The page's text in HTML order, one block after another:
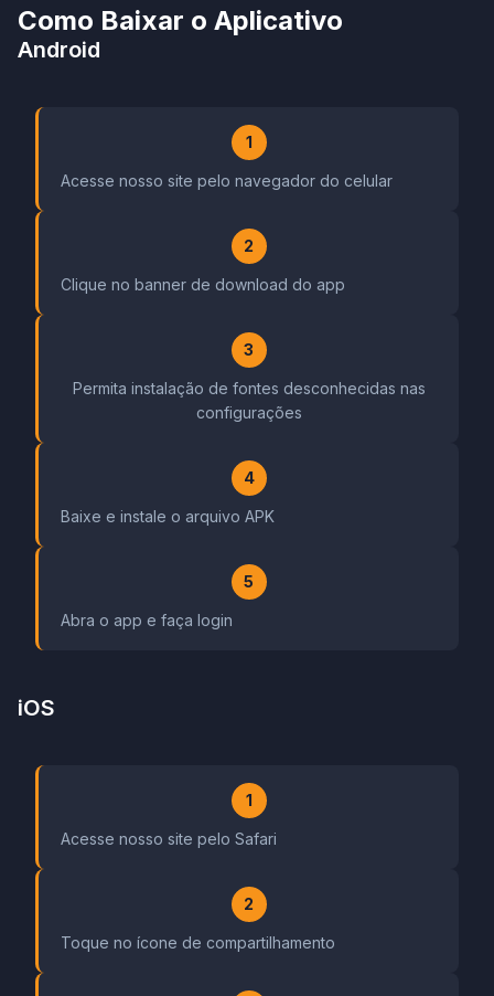
Como Baixar o Aplicativo
Android
1
Acesse nosso site pelo navegador do celular
2
Clique no banner de download do app
3
Permita instalação de fontes desconhecidas nas
configurações
4
Baixe e instale o arquivo APK
5
Abra o app e faça login
iOS
1
Acesse nosso site pelo Safari
2
Toque no ícone de compartilhamento